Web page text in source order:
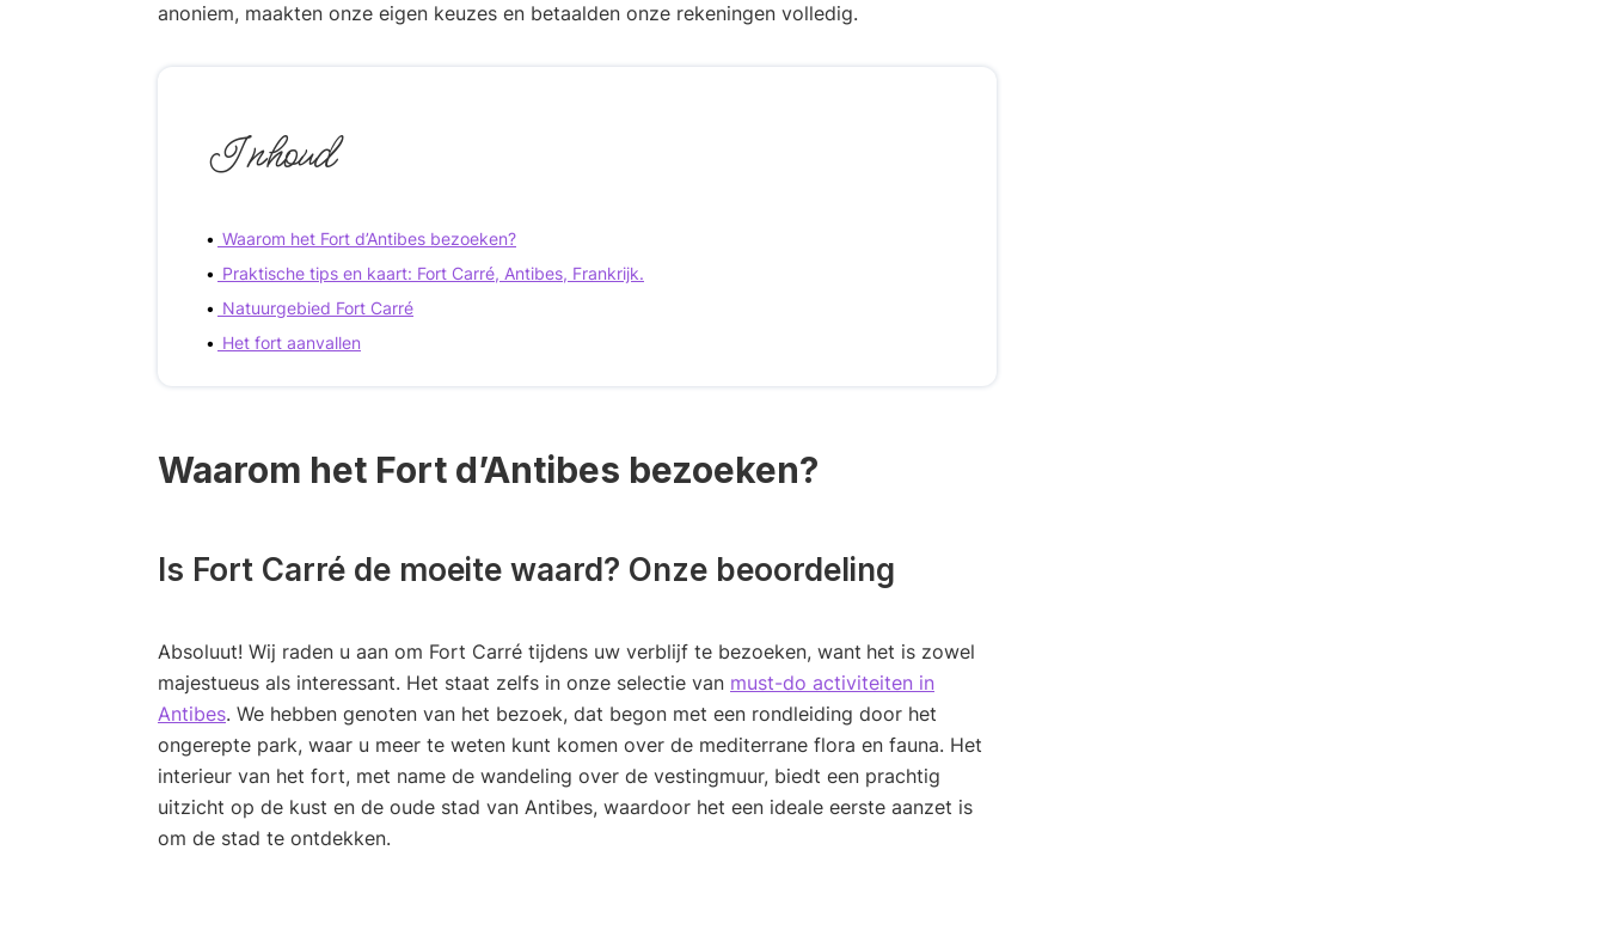
anoniem, maakten onze eigen keuzes en betaalden onze rekeningen volledig.
Inhoud
Waarom het Fort d’Antibes bezoeken?
Praktische tips en kaart: Fort Carré, Antibes, Frankrijk.
Natuurgebied Fort Carré
Het fort aanvallen
Waarom het Fort d’Antibes bezoeken?
Is Fort Carré de moeite waard? Onze beoordeling
Absoluut! Wij raden u aan om Fort Carré tijdens uw verblijf te bezoeken, want het is zowel
majestueus als interessant. Het staat zelfs in onze selectie van must-do activiteiten in
Antibes. We hebben genoten van het bezoek, dat begon met een rondleiding door het
ongerepte park, waar u meer te weten kunt komen over de mediterrane flora en fauna. Het
interieur van het fort, met name de wandeling over de vestingmuur, biedt een prachtig
uitzicht op de kust en de oude stad van Antibes, waardoor het een ideale eerste aanzet is
om de stad te ontdekken.